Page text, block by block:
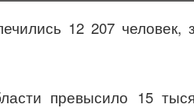
12 207 человек,
превысило 15